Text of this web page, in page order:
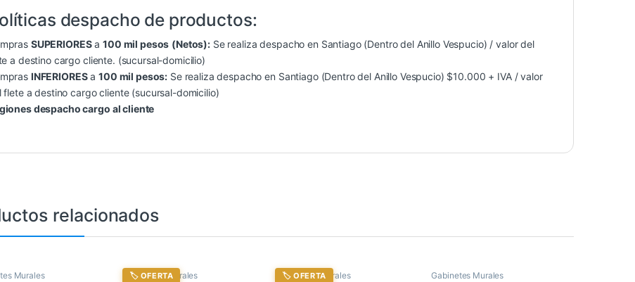
despacho de productos:
SUPERIORESa100 mil pesos (Netos): Se realiza despacho en Santiago (Dentro del Anillo Vespucio) / valor del
a destino cargo cliente. (sucursal-domicilio)
INFERIORESa100 mil pesos: Se realiza despacho en Santiago (Dentro del Anillo Vespucio) $10.000 + IVA / valor
flete a destino cargo cliente (sucursal-domicilio)
despacho cargo al cliente
relacionados
Murales 🏷️ OFERTA
Gabinetes Murales 🏷️ OFERTA
Gabinetes Murales Gabinetes Murales